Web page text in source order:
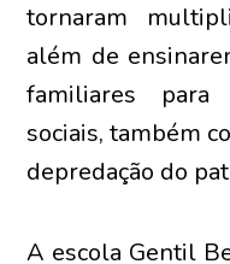
tornaram
além de
familiares para
sociais, também
depredação do
A escola Gentil